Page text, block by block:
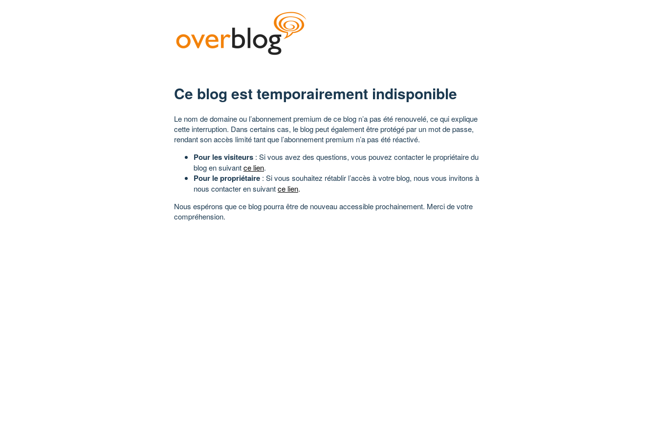
Ce blog est temporairement indisponible
Le nom de domaine ou l’abonnement premium de ce blog n’a pas été renouvelé, ce qui explique
cette interruption. Dans certains cas, le blog peut également être protégé par un mot de passe,
rendant son accès limité tant que l’abonnement premium n’a pas été réactivé.
Pour les visiteurs : Si vous avez des questions, vous pouvez contacter le propriétaire du
blog en suivantce lien.
Pour le propriétaire : Si vous souhaitez rétablir l’accès à votre blog, nous vous invitons à
nous contacter en suivantce lien.
Nous espérons que ce blog pourra être de nouveau accessible prochainement. Merci de votre
compréhension.